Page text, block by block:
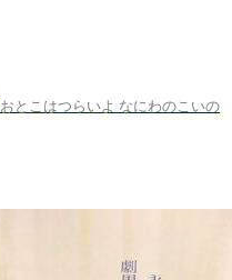
おとこはつらいよ なにわのこいの